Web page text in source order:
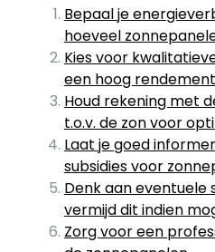
Bepaal je
hoeveel
Kies voor
een hoog
Houd rekening met
t.o.v. de zon voor
Laat je goed
subsidies voor
Denk aan eventuele
vermijd dit indien
Zorg voor een